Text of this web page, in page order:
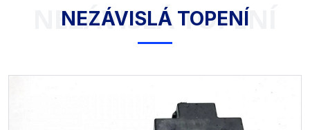
NEZÁVISLÁ TOPENÍ
NEZÁVISLÁ TOPENÍ